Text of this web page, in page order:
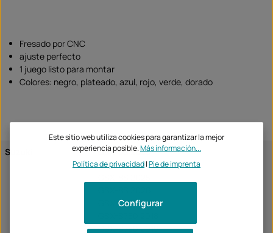
Fresado por CNC
ajuste perfecto
1 juego listo para montar
Colores: negro, plateado, azul, rojo, verde, dorado
Suzuki
GSX-8S 2023
GSX-8S 2024
GSX-S750 2017
GSX-S750 2019
Este sitio web utiliza cookies para garantizar la mejor
experiencia posible.Más información...
Política de privacidad|Pie de imprenta
Configurar